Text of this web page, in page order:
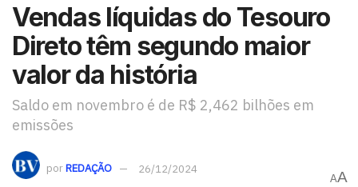
Vendas líquidas do Tesouro
Direto têm segundo maior
valor da história
Saldo em novembro é de R$ 2,462 bilhões em
emissões
porREDAÇÃO 26/12/2024
AA